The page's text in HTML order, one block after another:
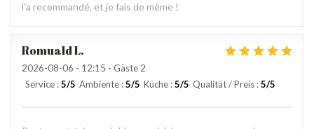
l'a recommandé, et je fais de même !
RomualdL
2026-08-06 - 12:15 - Gäste 2
Service :5/5 Ambiente :5/5 Küche :5/5 Qualität / Preis :5/5